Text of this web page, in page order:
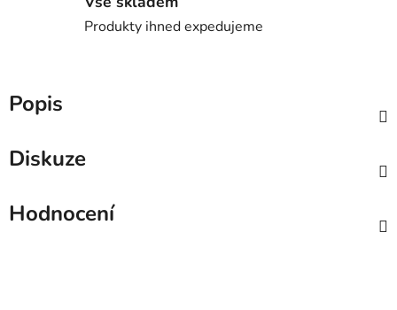
Produkty ihned expedujeme
Popis
Diskuze
Hodnocení